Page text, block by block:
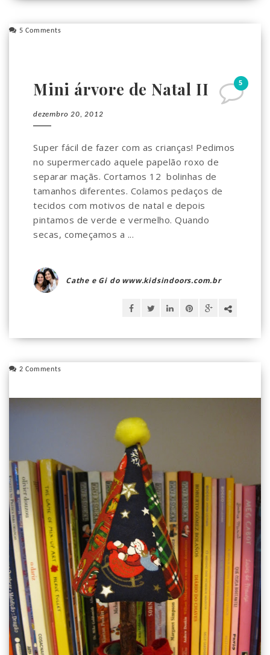
5 Comments
5
Mini árvore de Natal II
dezembro 20, 2012
Super fácil de fazer com as crianças! Pedimos
no supermercado aquele papelão roxo de
separar maçãs. Cortamos 12 bolinhas de
tamanhos diferentes. Colamos pedaços de
tecidos com motivos de natal e depois
pintamos de verde e vermelho. Quando
secas, começamos a ...
Cathe e Gi do www.kidsindoors.com.br
2 Comments